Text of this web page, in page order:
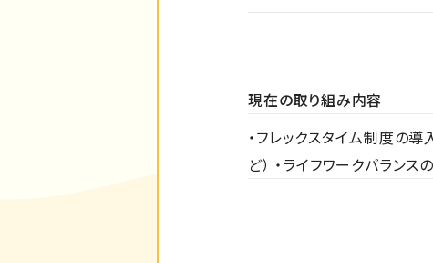
現在の取り組み内容
・フレックスタイム制度の
ど） ・ライフワークバランス